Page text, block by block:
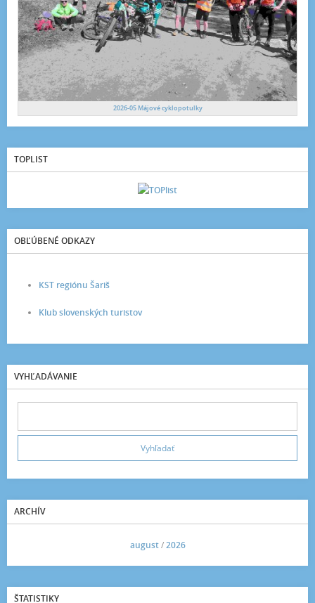
2026-05 Májové cyklopotulky
TOPLIST
OBĽÚBENÉ ODKAZY
KST regiónu Šariš
Klub slovenských turistov
VYHĽADÁVANIE
ARCHÍV
august/2026
ŠTATISTIKY